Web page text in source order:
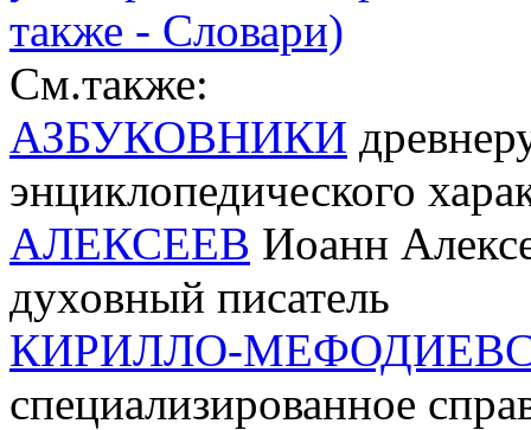
также - Словари)
См.также:
АЗБУКОВНИКИ
энциклопедического
АЛЕКСЕЕВ Иоанн
духовный писатель
КИРИЛЛО-
специализированное